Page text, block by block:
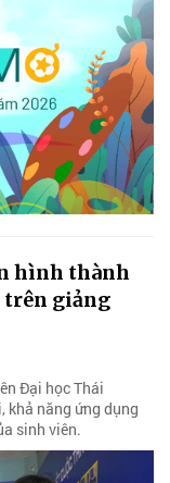
hình thành
giảng
Đại học Thái
khả năng ứng dụng
sinh viên.